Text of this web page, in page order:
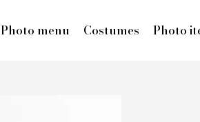
Photo menu Costumes Photo